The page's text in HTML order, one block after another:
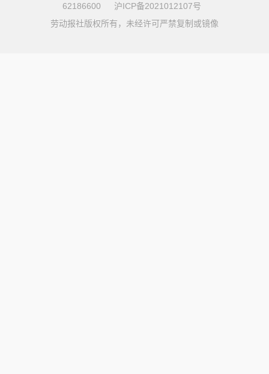
62186600
沪ICP备2021012107号
劳动报社版权所有，未经许可严禁复制或镜像